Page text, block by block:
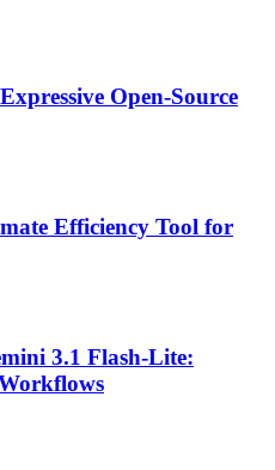
Open-Source
Efficiency Tool for
3.1 Flash-Lite: